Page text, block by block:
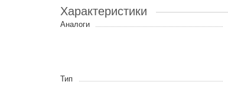
Характеристики
Аналоги
Тип